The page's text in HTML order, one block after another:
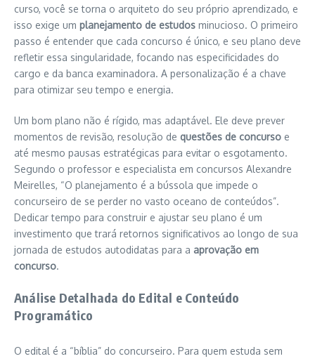
curso, você se torna o arquiteto do seu próprio aprendizado, e
isso exige um planejamento de estudos minucioso. O primeiro
passo é entender que cada concurso é único, e seu plano deve
refletir essa singularidade, focando nas especificidades do
cargo e da banca examinadora. A personalização é a chave
para otimizar seu tempo e energia.
Um bom plano não é rígido, mas adaptável. Ele deve prever
momentos de revisão, resolução de questões de concurso e
até mesmo pausas estratégicas para evitar o esgotamento.
Segundo o professor e especialista em concursos Alexandre
Meirelles, “O planejamento é a bússola que impede o
concurseiro de se perder no vasto oceano de conteúdos”.
Dedicar tempo para construir e ajustar seu plano é um
investimento que trará retornos significativos ao longo de sua
jornada de estudos autodidatas para a aprovação em
concurso.
Análise Detalhada do Edital e Conteúdo
Programático
O edital é a “bíblia” do concurseiro. Para quem estuda sem